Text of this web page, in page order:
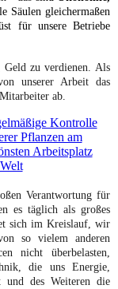
Säulen gleichermaßen
für unsere Betriebe
Geld zu verdienen.Als
unserer Arbeit das
ab.
Kontrolle
Pflanzen am
Arbeitsplatz
Verantwortung für
es täglich als großes
sich im Kreislauf, wir
so vielem anderen
nicht überbelasten,
die uns Energie,
und des Weiteren die